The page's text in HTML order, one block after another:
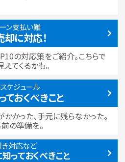
ン支払い難
に対応！
の対応策をご紹介。こちらで
てくるかも。
ケジュール
おくべきこと
かった、手元に残らなかった。
の準備を。
対応など
知っておくべきこと